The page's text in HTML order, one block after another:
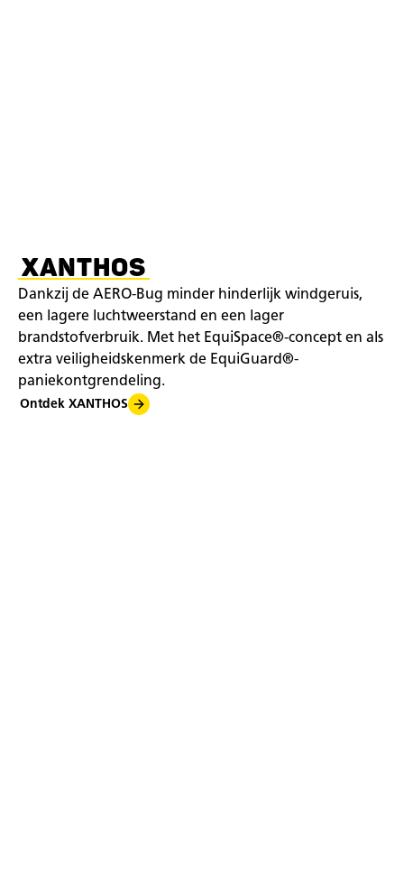
XANTHOS
Dankzij de AERO-Bug minder hinderlijk windgeruis,
een lagere luchtweerstand en een lager
brandstofverbruik. Met het EquiSpace®-concept en als
extra veiligheidskenmerk de EquiGuard®-
paniekontgrendeling.
Ontdek XANTHOS